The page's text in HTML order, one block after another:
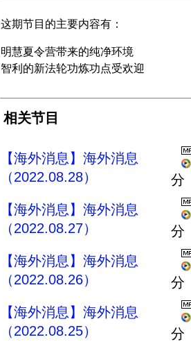
这期节目的主要内容有：
明慧夏令营带来的纯净环境
智利的新法轮功炼功点受欢迎
相关节目
【海外消息】海外消息
（2022.08.28）
分
【海外消息】海外消息
（2022.08.27）
分
【海外消息】海外消息
（2022.08.26）
分
【海外消息】海外消息
（2022.08.25）
分